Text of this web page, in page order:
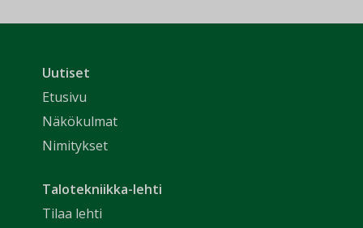
Uutiset
Etusivu
Näkökulmat
Nimitykset
Talotekniikka-lehti
Tilaa lehti